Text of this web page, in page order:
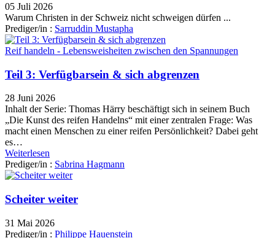
05 Juli 2026
Warum Christen in der Schweiz nicht schweigen dürfen ...
Prediger/in : Sarruddin Mustapha
Reif handeln - Lebensweisheiten zwischen den Spannungen
Teil 3: Verfügbarsein & sich abgrenzen
28 Juni 2026
Inhalt der Serie: Thomas Härry beschäftigt sich in seinem Buch
„Die Kunst des reifen Handelns“ mit einer zentralen Frage: Was
macht einen Menschen zu einer reifen Persönlichkeit? Dabei geht
es…
Weiterlesen
Prediger/in : Sabrina Hagmann
Scheiter weiter
31 Mai 2026
Prediger/in : Philippe Hauenstein